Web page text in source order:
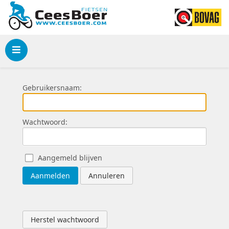
Menu
Gebruikersnaam:
Wachtwoord:
Aangemeld blijven
Aanmelden
Annuleren
Herstel wachtwoord